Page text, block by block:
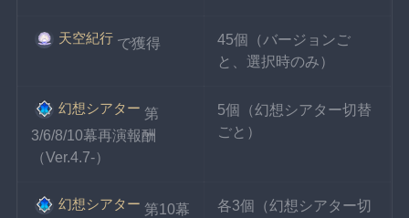
天空紀行 で獲得
45個（バージョンご
と、選択時のみ）
幻想シアター 第
3/6/8/10幕再演報酬
（Ver.4.7-）
5個（幻想シアター切替
ごと）
幻想シアター 第10幕
各3個（幻想シアター切